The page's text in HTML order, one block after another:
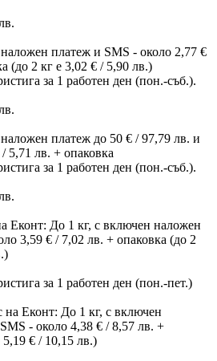
платеж и SMS - около 2,77 €
(до 2 кг е 3,02 € / 5,90 лв.)
за 1 работен ден (пон.-съб.).
платеж до 50 € / 97,79 лв. и
5,71 лв. + опаковка
за 1 работен ден (пон.-съб.).
Еконт: До 1 кг, с включен наложен
3,59 € / 7,02 лв. + опаковка (до 2
за 1 работен ден (пон.-пет.)
на Еконт: До 1 кг, с включен
- около 4,38 € / 8,57 лв. +
5,19 € / 10,15 лв.)